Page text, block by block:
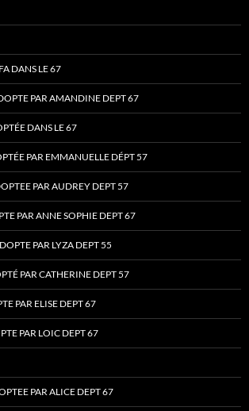
DANS LE 67
PAR AMANDINE DEPT 67
DANS LE 67
PAR EMMANUELLE DÉPT 57
PAR AUDREY DEPT 57
PAR ANNE SOPHIE DEPT 67
PAR LYZA DEPT 55
PAR CATHERINE DEPT 57
PAR ELISE DEPT 67
PAR LOIC DEPT 67
PAR ALICE DEPT 67